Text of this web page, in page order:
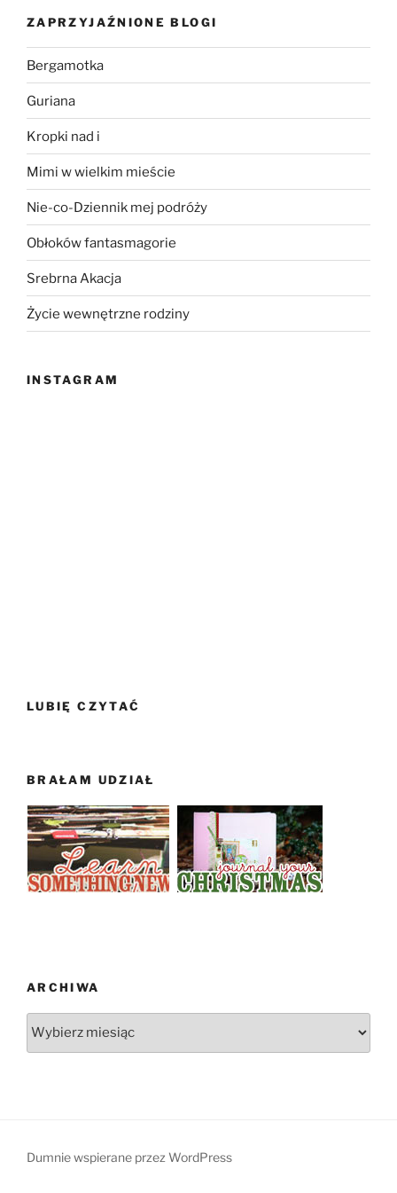
ZAPRZYJAŹNIONE BLOGI
Bergamotka
Guriana
Kropki nad i
Mimi w wielkim mieście
Nie-co-Dziennik mej podróży
Obłoków fantasmagorie
Srebrna Akacja
Życie wewnętrzne rodziny
INSTAGRAM
LUBIĘ CZYTAĆ
BRAŁAM UDZIAŁ
ARCHIWA
Dumnie wspierane przez WordPress